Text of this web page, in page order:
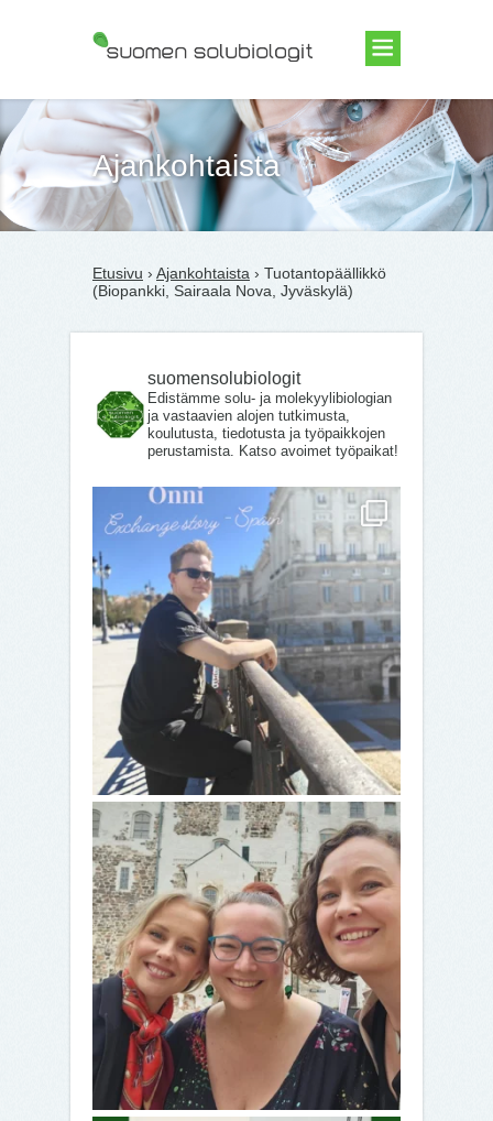
Suomen Solubiologit ry
Ajankohtaista
Etusivu › Ajankohtaista › Tuotantopäällikkö
(Biopankki, Sairaala Nova, Jyväskylä)
suomensolubiologit
Edistämme solu- ja molekyylibiologian
ja vastaavien alojen tutkimusta,
koulutusta, tiedotusta ja työpaikkojen
perustamista. Katso avoimet työpaikat!